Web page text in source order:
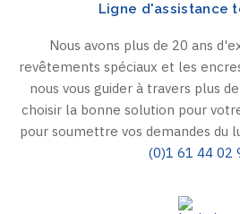
Ligne d'assistance
Nous avons plus de 20 ans
revêtements spéciaux et les
nous vous guider à travers plus
choisir la bonne solution pour
pour soumettre vos demandes du
(0)1 61 44 02